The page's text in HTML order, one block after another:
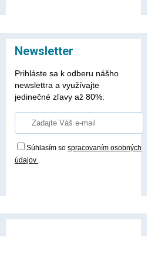
Newsletter
Prihláste sa k odberu nášho
newslettra a využívajte
jedinečné zľavy až 80%.
Súhlasím so spracovaním osobných
údajov .